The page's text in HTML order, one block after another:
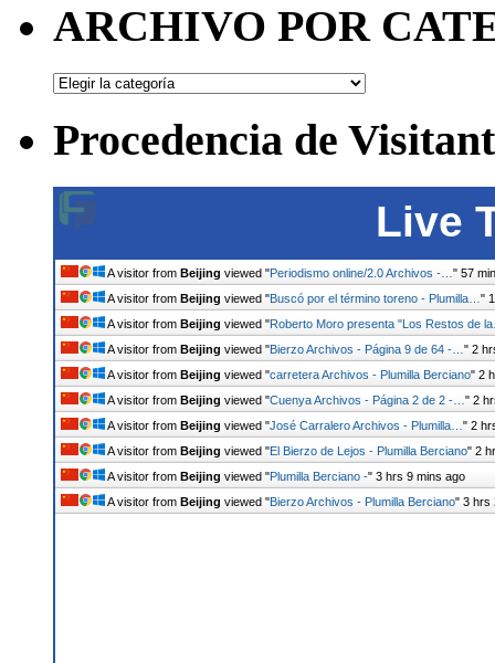
ARCHIVO POR
ARCHIVO
Procedencia de
Live
A visitor from Beijing viewed "Periodismo online/2.0 Archivos -… " 57
A visitor from Beijing viewed "Buscó por el término toreno - Plumilla… "
A visitor from Beijing viewed "Roberto Moro presenta "Los Restos de
A visitor from Beijing viewed "Bierzo Archivos - Página 9 de 64 -… " 2
A visitor from Beijing viewed "carretera Archivos - Plumilla Berciano" 2
A visitor from Beijing viewed "Cuenya Archivos - Página 2 de 2 -… " 2
A visitor from Beijing viewed "José Carralero Archivos - Plumilla… " 2
A visitor from Beijing viewed "El Bierzo de Lejos - Plumilla Berciano" 2
A visitor from Beijing viewed "Plumilla Berciano -" 3 hrs 9 mins ago
A visitor from Beijing viewed "Bierzo Archivos - Plumilla Berciano" 3 hrs